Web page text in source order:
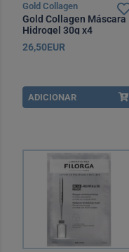
Gold Collagen
Gold Collagen Máscara
Hidrogel 30g x4
26,50EUR
ADICIONAR